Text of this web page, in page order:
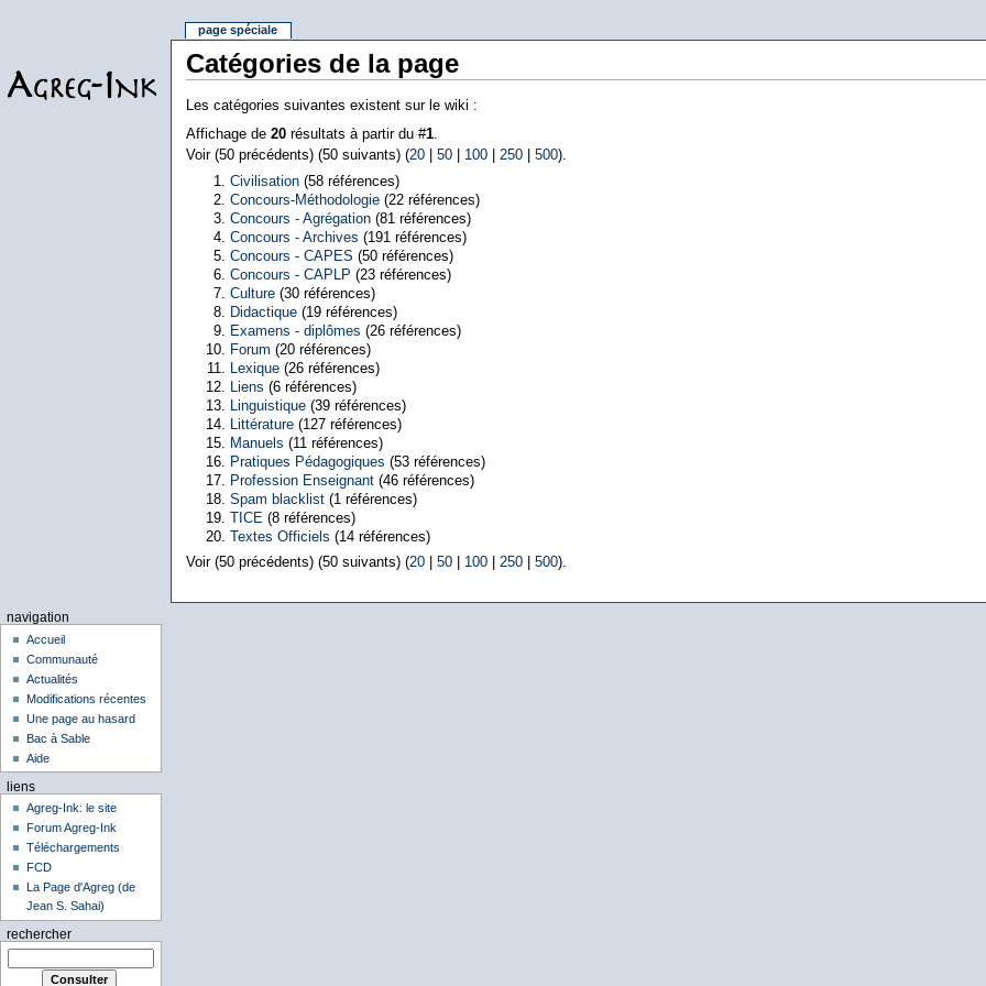
Catégories de la page
Les catégories suivantes existent sur le wiki :
Affichage de 20résultats à partir du #1.
Voir (50 précédents) (50 suivants) (20| 50| 100| 250| 500).
Civilisation (58 références)
Concours-Méthodologie (22 références)
Concours - Agrégation (81 références)
Concours - Archives (191 références)
Concours - CAPES (50 références)
Concours - CAPLP (23 références)
Culture (30 références)
Didactique (19 références)
Examens - diplômes (26 références)
Forum (20 références)
Lexique (26 références)
Liens (6 références)
Linguistique (39 références)
Littérature (127 références)
Manuels (11 références)
Pratiques Pédagogiques (53 références)
Profession Enseignant (46 références)
Spam blacklist (1 références)
TICE (8 références)
Textes Officiels (14 références)
Voir (50 précédents) (50 suivants) (20| 50| 100| 250| 500).
page spéciale
navigation
Accueil
Communauté
Actualités
Modifications récentes
Une page au hasard
Bac à Sable
Aide
liens
Agreg-Ink: le site
Forum Agreg-Ink
Téléchargements
FCD
La Page d'Agreg (de
Jean S. Sahai)
rechercher